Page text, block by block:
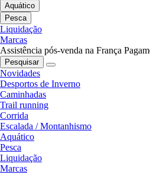
Aquático
Pesca
Liquidação
Marcas
Assistência pós-venda na França
Pesquisar
Novidades
Desportos de Inverno
Caminhadas
Trail running
Corrida
Escalada / Montanhismo
Aquático
Pesca
Liquidação
Marcas